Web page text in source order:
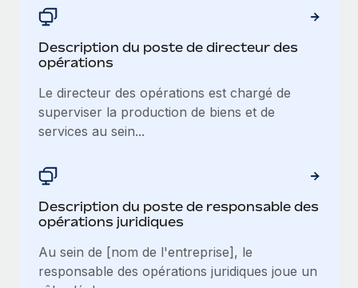
Description du poste de directeur des
opérations
Le directeur des opérations est chargé de
superviser la production de biens et de
services au sein...
Description du poste de responsable des
opérations juridiques
Au sein de [nom de l'entreprise], le
responsable des opérations juridiques joue un